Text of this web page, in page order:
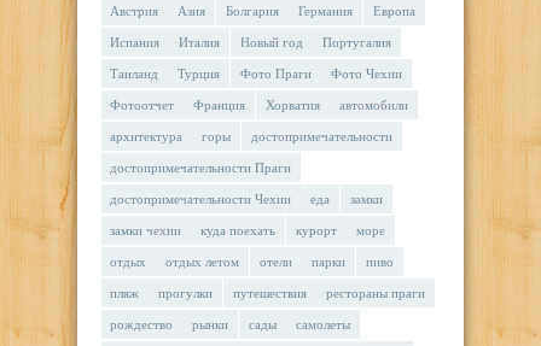
Австрия Азия Болгария Германия Европа
Испания Италия Новый год Португалия
Таиланд Турция Фото Праги Фото Чехии
Фотоотчет Франция Хорватия автомобили
архитектура горы достопримечательности
достопримечательности Праги
достопримечательности Чехии еда замки
замки чехии куда поехать курорт море
отдых отдых летом отели парки пиво
пляж прогулки путешествия рестораны праги
рождество рынки сады самолеты